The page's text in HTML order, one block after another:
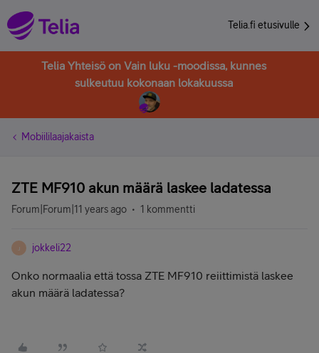
Telia.fi etusivulle
Telia Yhteisö on Vain luku -moodissa, kunnes
sulkeutuu kokonaan lokakuussa
Mobiililaajakaista
ZTE MF910 akun määrä laskee ladatessa
Forum|Forum|11 years ago 1 kommentti
J jokkeli22
Onko normaalia että tossa ZTE MF910 reiittimistä laskee
akun määrä ladatessa?